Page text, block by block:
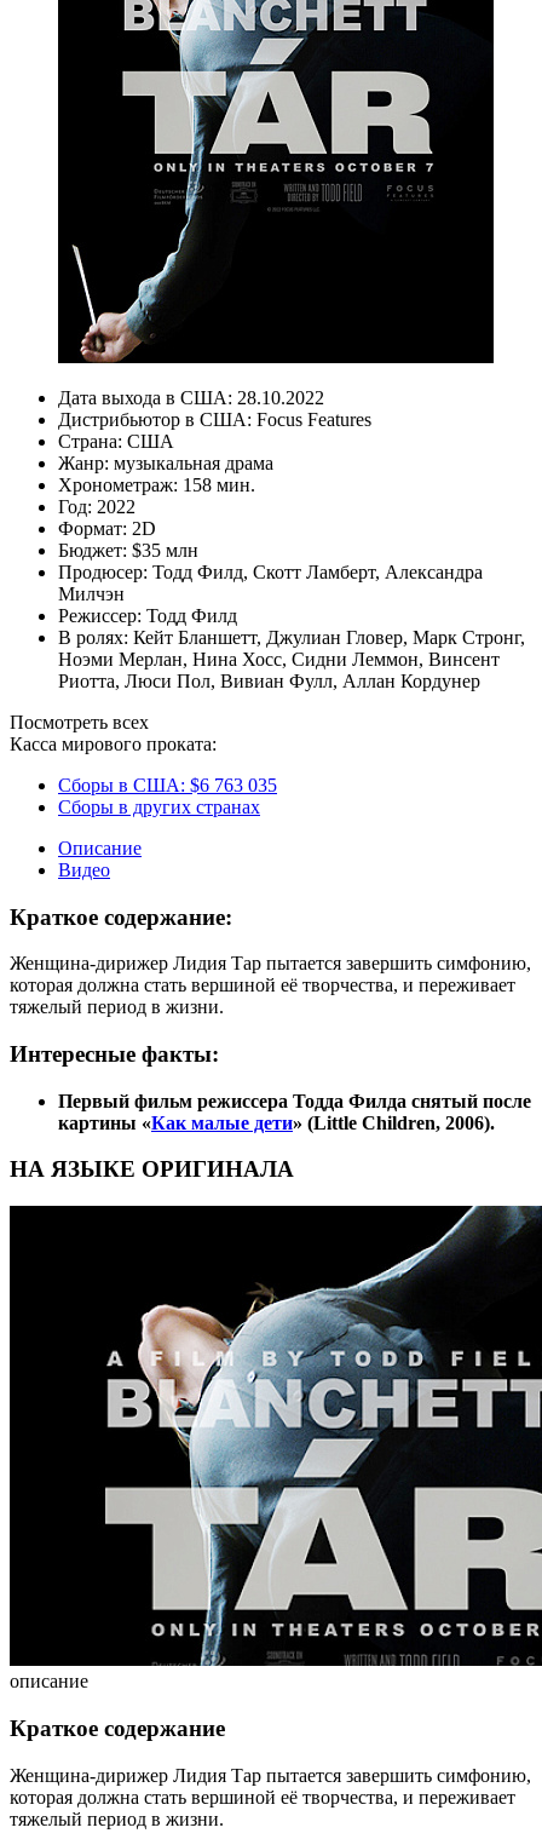
Дата выхода в США: 28.10.2022
Дистрибьютор в США: Focus Features
Страна: США
Жанр: музыкальная драма
Хронометраж: 158 мин.
Год: 2022
Формат: 2D
Бюджет: $35 млн
Продюсер: Тодд Филд, Скотт Ламберт, Александра
Милчэн
Режиссер: Тодд Филд
В ролях: Кейт Бланшетт, Джулиан Гловер, Марк Стронг,
Ноэми Мерлан, Нина Хосс, Сидни Леммон, Винсент
Риотта, Люси Пол, Вивиан Фулл, Аллан Кордунер
Посмотреть всех
Касса мирового проката:
Сборы в США: $6 763 035
Сборы в других странах
Описание
Видео
Краткое содержание:
Женщина-дирижер Лидия Тар пытается завершить симфонию,
которая должна стать вершиной её творчества, и переживает
тяжелый период в жизни.
Интересные факты:
Первый фильм режиссера Тодда Филда снятый после
картины «Как малые дети» (Little Children, 2006).
НА ЯЗЫКЕ ОРИГИНАЛА
описание
Краткое содержание
Женщина-дирижер Лидия Тар пытается завершить симфонию,
которая должна стать вершиной её творчества, и переживает
тяжелый период в жизни.